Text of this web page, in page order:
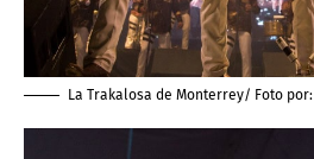
La Trakalosa de Monterrey/ Foto por: